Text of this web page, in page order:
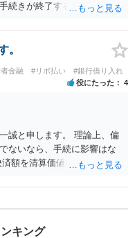
続きが終了するまで、クレ
ことのないクレジットカー
利用については問題ありま
自己破産の対象となるた
ます。 ローン会社とのこと
か？ 親族等に端末代金を一
現代においては、携帯電話
がない場合には、破産手続
られることもあります。 ③
院とは関係のない信販会社
る場合、信販会社が病院に
の関係では既に医療費が支
。
金融 #リボ払い #銀行借り入れ
役にたった 4
誠と申します。 理論上、偏
ないなら、手続に影響はな
額を清算価値に計上すると
ている弁護士に報告するよ
キング